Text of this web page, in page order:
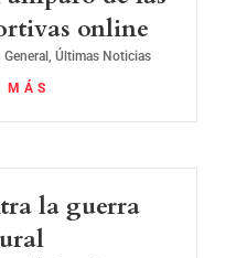
online
, Últimas Noticias
MÁS
la guerra